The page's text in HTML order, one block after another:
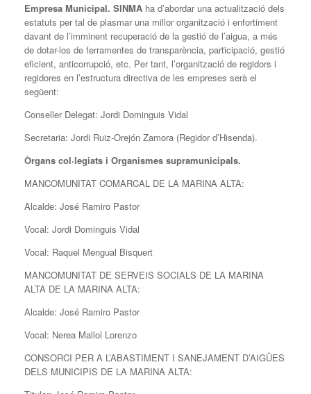
Empresa Municipal. SINMA ha d’abordar una actualització dels
estatuts per tal de plasmar una millor organització i enfortiment
davant de l’imminent recuperació de la gestió de l’aigua, a més
de dotar-los de ferramentes de transparència, participació, gestió
eficient, anticorrupció, etc. Per tant, l’organització de regidors i
regidores en l’estructura directiva de les empreses serà el
següent:
Conseller Delegat: Jordi Dominguis Vidal
Secretaria: Jordi Ruiz-Orejón Zamora (Regidor d’Hisenda).
Òrgans col·legiats i Organismes supramunicipals.
MANCOMUNITAT COMARCAL DE LA MARINA ALTA:
Alcalde: José Ramiro Pastor
Vocal: Jordi Dominguis Vidal
Vocal: Raquel Mengual Bisquert
MANCOMUNITAT DE SERVEIS SOCIALS DE LA MARINA
ALTA DE LA MARINA ALTA:
Alcalde: José Ramiro Pastor
Vocal: Nerea Mallol Lorenzo
CONSORCI PER A L’ABASTIMENT I SANEJAMENT D’AIGÜES
DELS MUNICIPIS DE LA MARINA ALTA: